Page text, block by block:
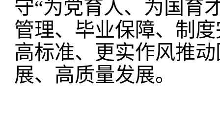
守“为党育人、为国育
管理、毕业保障、制
高标准、更实作风推
展、高质量发展。